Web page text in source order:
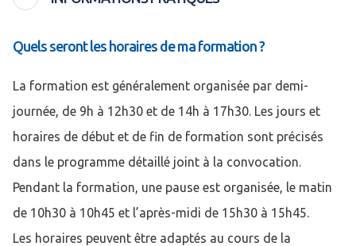
Quels seront les horaires de ma formation ?
La formation est généralement organisée par demi-
journée, de 9h à 12h30 et de 14h à 17h30. Les jours et
horaires de début et de fin de formation sont précisés
dans le programme détaillé joint à la convocation.
Pendant la formation, une pause est organisée, le matin
de 10h30 à 10h45 et l’après-midi de 15h30 à 15h45.
Les horaires peuvent être adaptés au cours de la